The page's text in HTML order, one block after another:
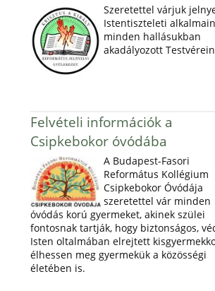
Szeretettel várjuk
Istentiszteleti
minden hallásukban
akadályozott
Felvételi információk a
Csipkebokor óvódába
A Budapest-Fasori
Református Kollégium
Csipkebokor Óvódája
szeretettel vár minden
óvódás korú gyermeket, akinek szülei
fontosnak tartják, hogy biztonságos,
Isten oltalmában elrejtett
élhessen meg gyermekük a közösségi
életében is.